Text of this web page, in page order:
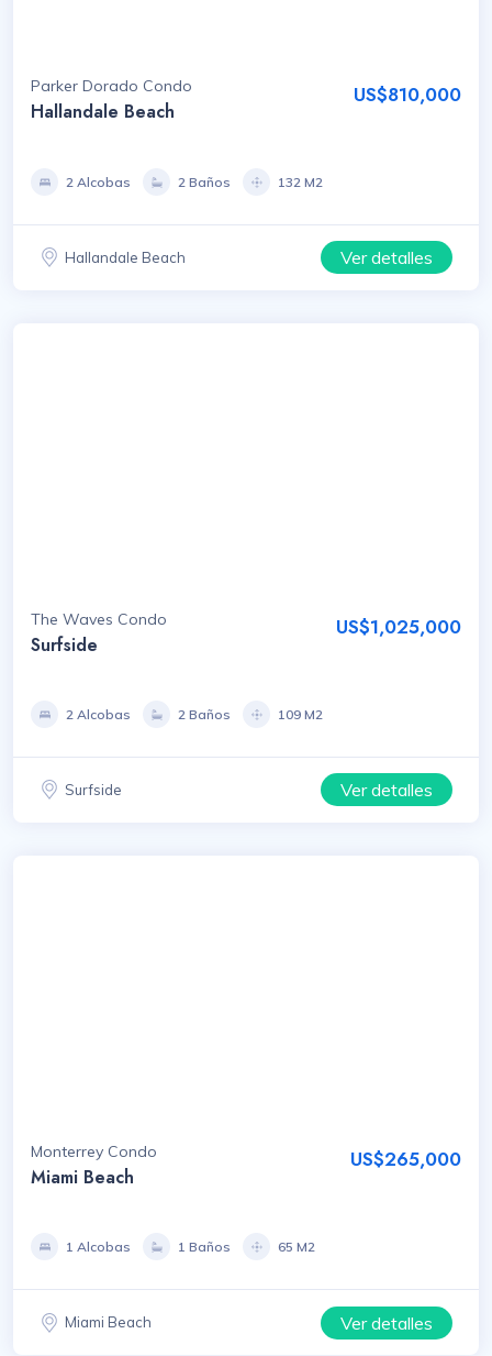
Parker Dorado Condo
Hallandale Beach
US$810,000
2 Alcobas 2 Baños 132 M2
Hallandale Beach Ver detalles
The Waves Condo
Surfside
US$1,025,000
2 Alcobas 2 Baños 109 M2
Surfside Ver detalles
Monterrey Condo
Miami Beach
US$265,000
1 Alcobas 1 Baños 65 M2
Miami Beach Ver detalles